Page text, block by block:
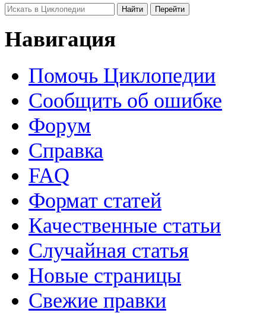
Навигация
Помочь Циклопедии
Сообщить об ошибке
Форум
Справка
FAQ
Формат статей
Качественные статьи
Случайная статья
Новые страницы
Свежие правки